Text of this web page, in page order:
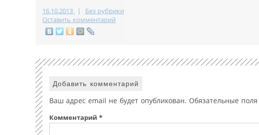
16.10.2013 |
Без рубрики
Оставить комментарий
Добавить комментарий
Ваш адрес email не будет опубликован. Обязательные
Комментарий *